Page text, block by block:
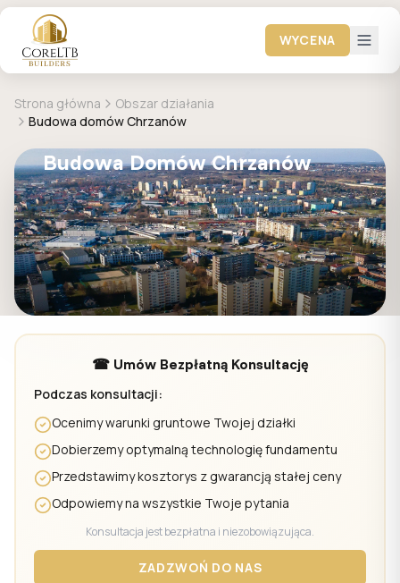
WYCENA
Strona główna
Obszar działania
Budowa domów Chrzanów
Budowa Domów Chrzanów
☎ Umów Bezpłatną Konsultację
Podczas konsultacji:
Ocenimy warunki gruntowe Twojej działki
Dobierzemy optymalną technologię fundamentu
Przedstawimy kosztorys z gwarancją stałej ceny
Odpowiemy na wszystkie Twoje pytania
Konsultacja jest bezpłatna i niezobowiązująca.
ZADZWOŃ DO NAS